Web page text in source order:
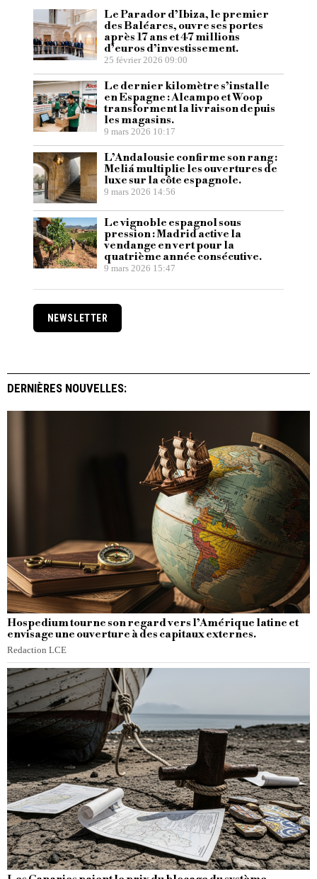
Le Parador d’Ibiza, le premier
des Baléares, ouvre ses portes
après 17 ans et 47 millions
d’euros d’investissement.
25 février 2026 09:00
Le dernier kilomètre s’installe
en Espagne : Alcampo et Woop
transforment la livraison depuis
les magasins.
9 mars 2026 10:17
L’Andalousie confirme son rang :
Meliá multiplie les ouvertures de
luxe sur la côte espagnole.
9 mars 2026 14:56
Le vignoble espagnol sous
pression : Madrid active la
vendange en vert pour la
quatrième année consécutive.
9 mars 2026 15:47
NEWSLETTER
DERNIÈRES NOUVELLES:
Hospedium tourne son regard vers l’Amérique latine et
envisage une ouverture à des capitaux externes.
Redaction LCE